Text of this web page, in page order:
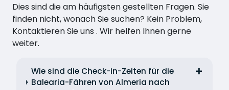
Dies sind die am häufigsten gestellten Fragen. Sie
finden nicht, wonach Sie suchen? Kein Problem,
Kontaktieren Sie uns . Wir helfen Ihnen gerne
weiter.
Wie sind die Check-in-Zeiten für die
Balearia-Fähren von Almeria nach